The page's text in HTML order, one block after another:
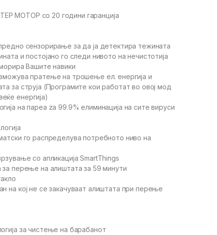
МОТОР со 20 години гаранција
сензорирање за да ја детектира тежината
и постојано го следи нивото на нечистотија
Вашите навики
пратење на трошење ел. енергија и
за струја (Програмите кои работат во овој мод
енергија)
на пареа za 99.9% елиминација на сите вируси
го распределува потребното ниво на
со апликација SmartThings
за перење на алиштата за 59 минути
на кој не се закачуваат алиштата при перење
за чистење на барабанот